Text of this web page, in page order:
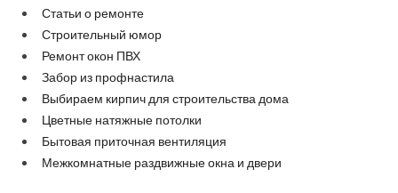
Статьи о ремонте
Строительный юмор
Ремонт окон ПВХ
Забор из профнастила
Выбираем кирпич для строительства дома
Цветные натяжные потолки
Бытовая приточная вентиляция
Межкомнатные раздвижные окна и двери